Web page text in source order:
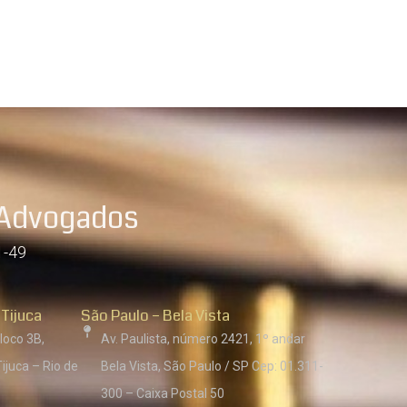
49
3B,
– Rio de
São Paulo – Bela Vista
Av. Paulista, número 2421, 1º andar
Bela Vista, São Paulo / SP Cep: 01.311-
300 – Caixa Postal 50